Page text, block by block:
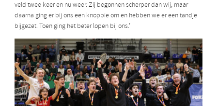
veld twee keer en nu weer. Zij begonnen scherper dan wij, maar
daarna ging er bij ons een knoppie om en hebben we er een tandje
bijgezet. Toen ging het beter lopen bij ons.’